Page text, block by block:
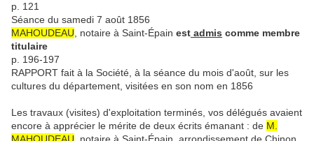
p. 121
Séance du samedi 7 août 1856
MAHOUDEAU , notaire à Saint-Épain est admis comme membre
titulaire
p. 196-197
RAPPORT fait à la Société, à la séance du mois d'août, sur les
cultures du département, visitées en son nom en 1856
Les travaux (visites) d'exploitation terminés, vos délégués avaient
encore à apprécier le mérite de deux écrits émanant : de M.